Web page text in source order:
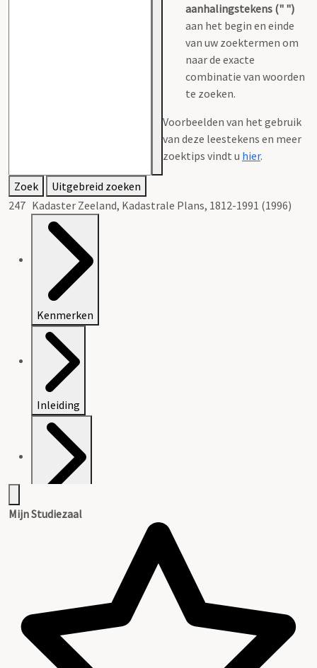
aanhalingstekens (" ")
aan het begin en einde
van uw zoektermen om
naar de exacte
combinatie van woorden
te zoeken.
Voorbeelden van het gebruik
van deze leestekens en meer
zoektips vindt u hier.
Zoek
Uitgebreid zoeken
247 Kadaster Zeeland, Kadastrale Plans, 1812-1991 (1996)
Kenmerken
Inleiding
Mijn Studiezaal